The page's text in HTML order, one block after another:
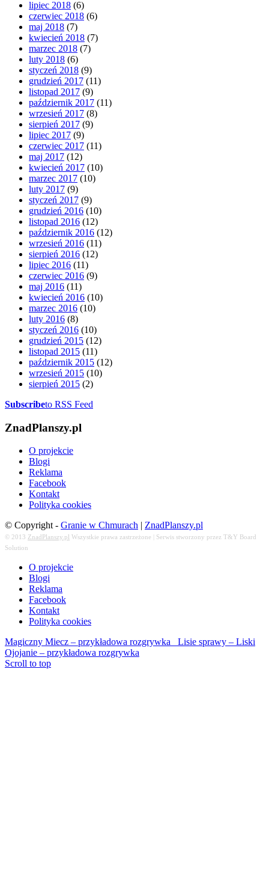
lipiec 2018 (6)
czerwiec 2018 (6)
maj 2018 (7)
kwiecień 2018 (7)
marzec 2018 (7)
luty 2018 (6)
styczeń 2018 (9)
grudzień 2017 (11)
listopad 2017 (9)
październik 2017 (11)
wrzesień 2017 (8)
sierpień 2017 (9)
lipiec 2017 (9)
czerwiec 2017 (11)
maj 2017 (12)
kwiecień 2017 (10)
marzec 2017 (10)
luty 2017 (9)
styczeń 2017 (9)
grudzień 2016 (10)
listopad 2016 (12)
październik 2016 (12)
wrzesień 2016 (11)
sierpień 2016 (12)
lipiec 2016 (11)
czerwiec 2016 (9)
maj 2016 (11)
kwiecień 2016 (10)
marzec 2016 (10)
luty 2016 (8)
styczeń 2016 (10)
grudzień 2015 (12)
listopad 2015 (11)
październik 2015 (12)
wrzesień 2015 (10)
sierpień 2015 (2)
Subscribeto RSS Feed
ZnadPlanszy.pl
O projekcie
Blogi
Reklama
Facebook
Kontakt
Polityka cookies
© Copyright - Granie w Chmurach | ZnadPlanszy.pl
© 2013 ZnadPlanszy.pl Wszystkie prawa zastrzeżone | Serwis stworzony przez T&Y Board
Solution
O projekcie
Blogi
Reklama
Facebook
Kontakt
Polityka cookies
Magiczny Miecz – przykładowa rozgrywka
Lisie sprawy – Liski
Ojojanie – przykładowa rozgrywka
Scroll to top